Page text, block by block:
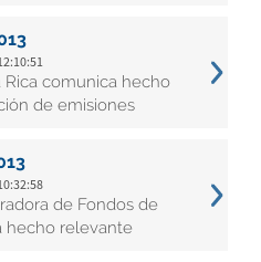
Rica comunica hecho
de emisiones
de Fondos de
hecho relevante